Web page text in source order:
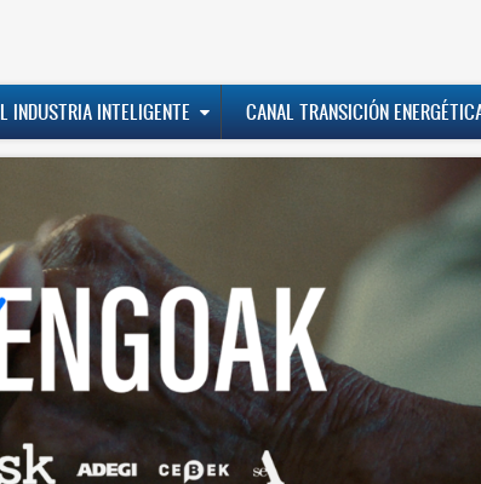
INDUSTRIA INTELIGENTE CANAL TRANSICIÓN